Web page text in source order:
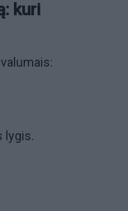
kuri
lygis.